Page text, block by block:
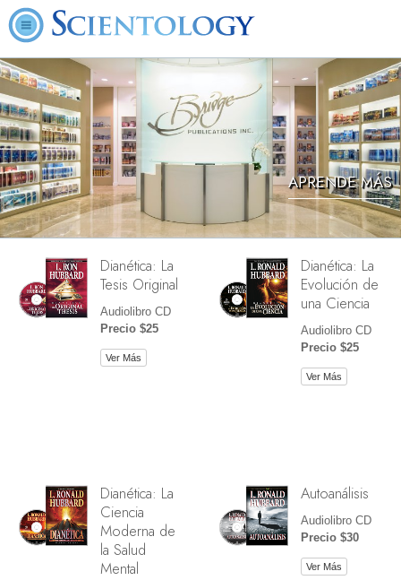
APRENDE MÁS
Dianética: La
Tesis Original
Audiolibro CD
Precio $25
Ver Más
Dianética: La
Evolución de
una Ciencia
Audiolibro CD
Precio $25
Ver Más
Dianética: La
Ciencia
Moderna de
la Salud
Mental
Autoanálisis
Audiolibro CD
Precio $30
Ver Más